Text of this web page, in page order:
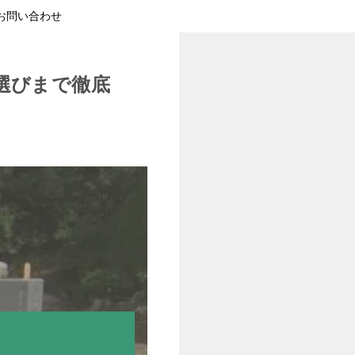
問い合わせ
びまで徹底